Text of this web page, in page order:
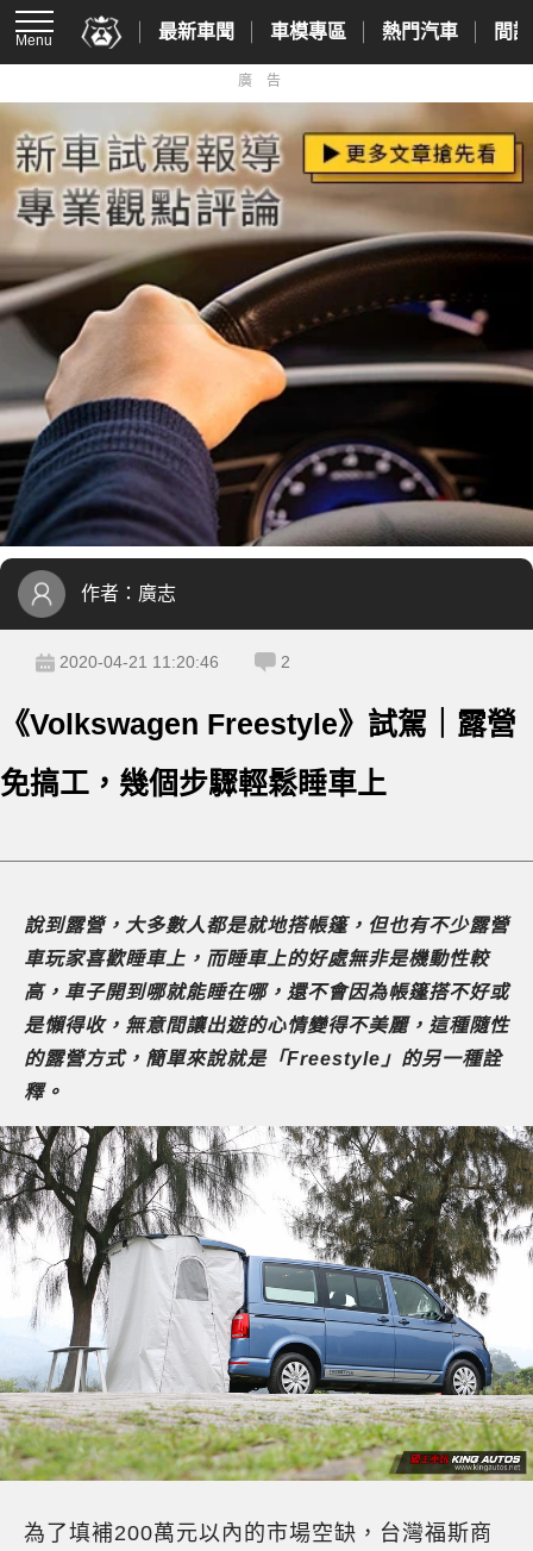
Menu 最新車聞 車模專區 熱門汽車 間
廣告
作者： 廣志
2020-04-21 11:20:46 2
《Volkswagen Freestyle》試駕｜露營
免搞工，幾個步驟輕鬆睡車上
說到露營，大多數人都是就地搭帳篷，但也有不少露營
車玩家喜歡睡車上，而睡車上的好處無非是機動性較
高，車子開到哪就能睡在哪，還不會因為帳篷搭不好或
是懶得收，無意間讓出遊的心情變得不美麗，這種隨性
的露營方式，簡單來說就是「Freestyle」的另一種詮
釋。
為了填補200萬元以內的市場空缺，台灣福斯商